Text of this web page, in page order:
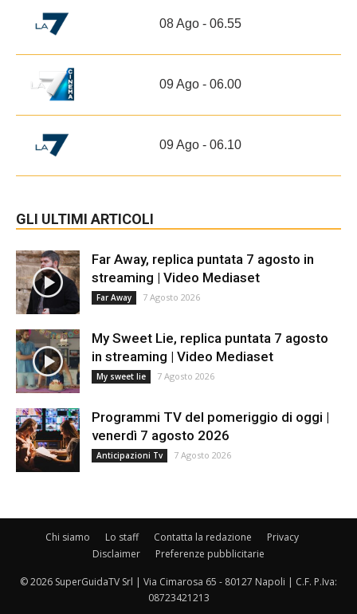
08 Ago - 06.55
09 Ago - 06.00
09 Ago - 06.10
GLI ULTIMI ARTICOLI
Far Away, replica puntata 7 agosto in
streaming | Video Mediaset
Far Away 7 Agosto 2026
My Sweet Lie, replica puntata 7 agosto
in streaming | Video Mediaset
My sweet lie 7 Agosto 2026
Programmi TV del pomeriggio di oggi |
venerdì 7 agosto 2026
Anticipazioni Tv 7 Agosto 2026
Chi siamo Lo staff Contatta la redazione
Privacy
Disclaimer
Preferenze pubblicitarie
© 2026 SuperGuidaTV Srl | Via Cimarosa 65 - 80127 Napoli | C.F. P.Iva:
08723421213